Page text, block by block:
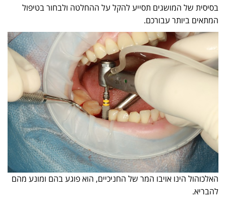
בסיסית של המושגים תסייע להקל על ההחלטה ולבחור בטיפול
המתאים ביותר עבורכם.
האלכוהול הינו אויבו המר של החניכיים, הוא פוגע בהם ומונע מהם
להבריא.